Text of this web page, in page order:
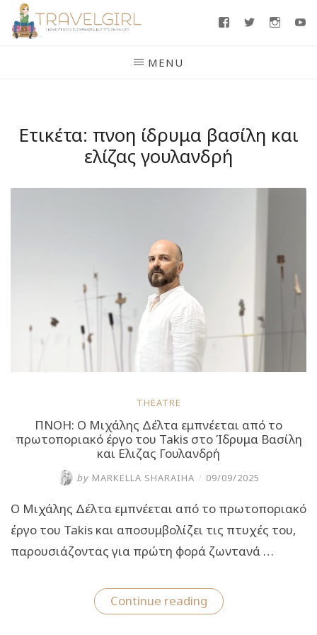
Skip
FacebookTwitter
MENU
Ετικέτα: πνοη ίδρυμα βασίλη και
ελίζας γουλανδρή
THEATRE
ΠΝΟΗ: Ο Μιχάλης Δέλτα εμπνέεται από το
πρωτοποριακό έργο του Takis στο Ίδρυμα Βασίλη
και Ελιζας Γουλανδρή
by MARKELLA SHARAIHA / 09/09/2025
Ο Μιχάλης Δέλτα εμπνέεται από το πρωτοποριακό
έργο του Takis και αποσυμβολίζει τις πτυχές του,
παρουσιάζοντας για πρώτη φορά ζωντανά …
Continue reading“ΠΝΟΗ:
Ο